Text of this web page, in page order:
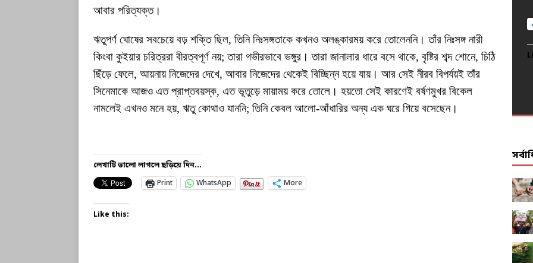
আবার পরিত্যক্ত।
ঋতুপর্ণ ঘোষের সবচেয়ে বড় শক্তি ছিল, তিনি নিঃসঙ্গতাকে কখনও অলঙ্কারময় করে তোলেননি। তাঁর নিঃসঙ্গ নারী
কিংবা কুইয়ার চরিত্ররা বীরত্বপূর্ণ নয়; তারা গভীরভাবে ভঙ্গুর। তারা জানালার ধারে বসে থাকে, বৃষ্টির শব্দ শোনে, চিঠি
ছিঁড়ে ফেলে, আয়নায় নিজেদের দেখে, আবার নিজেদের থেকেই বিচ্ছিন্ন হয়ে যায়। আর সেই নীরব বিপর্যয়ই তাঁর
সিনেমাকে আজও এত প্রাপ্তবয়স্ক, এত ভূতুড়ে মায়াময় করে তোলে। হয়তো সেই কারণেই বর্ষণমুখর বিকেল
নামলেই এখনও মনে হয়, ঋতু কোথাও যাননি; তিনি কেবল আলো-আঁধারির অন্য এক ঘরে গিয়ে বসেছেন।
লেখাটি ভালো লাগলে ছড়িয়ে দিন...
Print
WhatsApp More
Like this: